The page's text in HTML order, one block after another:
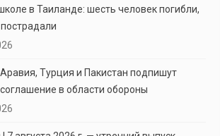
в Таиланде: шесть человек погибли,
Турция и Пакистан подпишут
в области обороны